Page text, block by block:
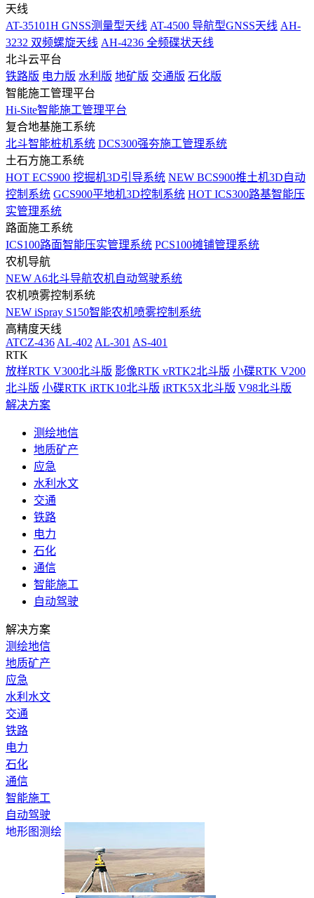
天线
AT-35101H GNSS测量型天线 AT-4500 导航型GNSS天线 AH-
3232 双频螺旋天线 AH-4236 全频碟状天线
北斗云平台
铁路版 电力版 水利版 地矿版 交通版 石化版
智能施工管理平台
Hi-Site智能施工管理平台
复合地基施工系统
北斗智能桩机系统 DCS300强夯施工管理系统
土石方施工系统
HOT ECS900 挖掘机3D引导系统 NEW BCS900推土机3D自动
控制系统 GCS900平地机3D控制系统 HOT ICS300路基智能压
实管理系统
路面施工系统
ICS100路面智能压实管理系统 PCS100摊铺管理系统
农机导航
NEW A6北斗导航农机自动驾驶系统
农机喷雾控制系统
NEW iSpray S150智能农机喷雾控制系统
高精度天线
ATCZ-436 AL-402 AL-301 AS-401
RTK
放样RTK V300北斗版 影像RTK vRTK2北斗版 小碟RTK V200
北斗版 小碟RTK iRTK10北斗版 iRTK5X北斗版 V98北斗版
解决方案
测绘地信
地质矿产
应急
水利水文
交通
铁路
电力
石化
通信
智能施工
自动驾驶
解决方案
测绘地信
地质矿产
应急
水利水文
交通
铁路
电力
石化
通信
智能施工
自动驾驶
地形图测绘